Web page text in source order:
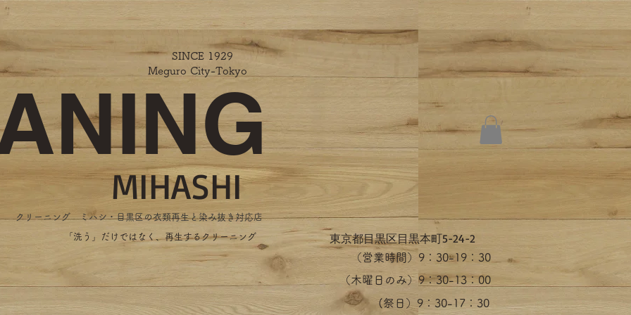
SINCE 1929
Meguro City-Tokyo
MIHASHI
​クリーニング ミハシ・目黒区の衣類再生と染み抜き対応店
​「洗う」だけではなく、再生するクリーニング ​東京都目黒区目黒本町5-24-2
（営業時間）​9：30-19：30
（木曜日のみ）9：30-13：00
​(祭日）9：30-17：30